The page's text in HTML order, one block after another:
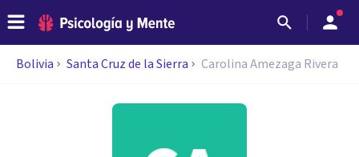
Bolivia Santa Cruz de la Sierra Carolina Amezaga Rivera